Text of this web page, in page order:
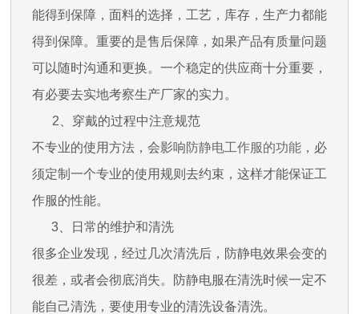
能得到保障，面料的选择，工艺，库存，生产力都能
得到保障。重要的是售后保障，如果产品有质量问题
可以随时沟通和更换。一个稳定的供应商十分重要，
有必要去实地考察生产厂家的实力。
2、穿戴的过程中注意规范
不专业的使用方法，会影响防静电工作服的功能，必
须定制一个专业的使用规则去约束，这样才能保证工
作服的性能。
3、
日常的维护和清洗
很多企业发现，经过几次清洗后，防静电效果会变的
很差，或者会彻底消失。防静电服在清洗时候一定不
能自己清洗，要使用专业的清洗设备清洗。